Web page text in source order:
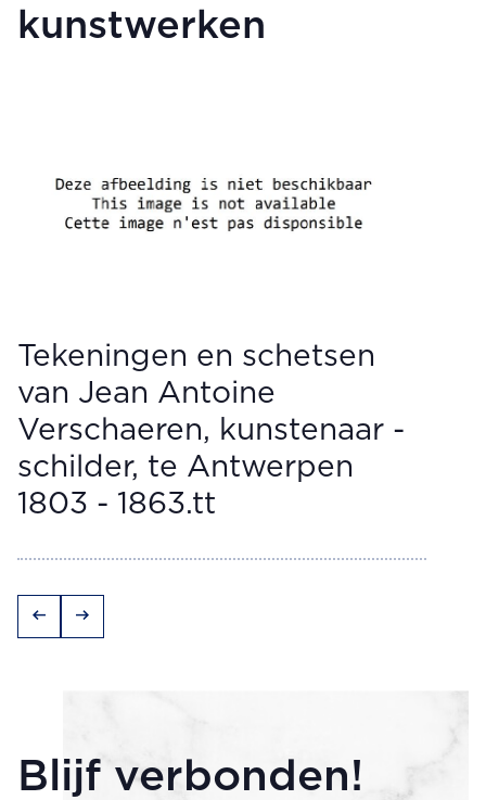
kunstwerken
Tekeningen en schetsen
van Jean Antoine
Verschaeren, kunstenaar -
schilder, te Antwerpen
1803 - 1863.tt
arrow_left_alt arrow_right_alt
Blijf verbonden!